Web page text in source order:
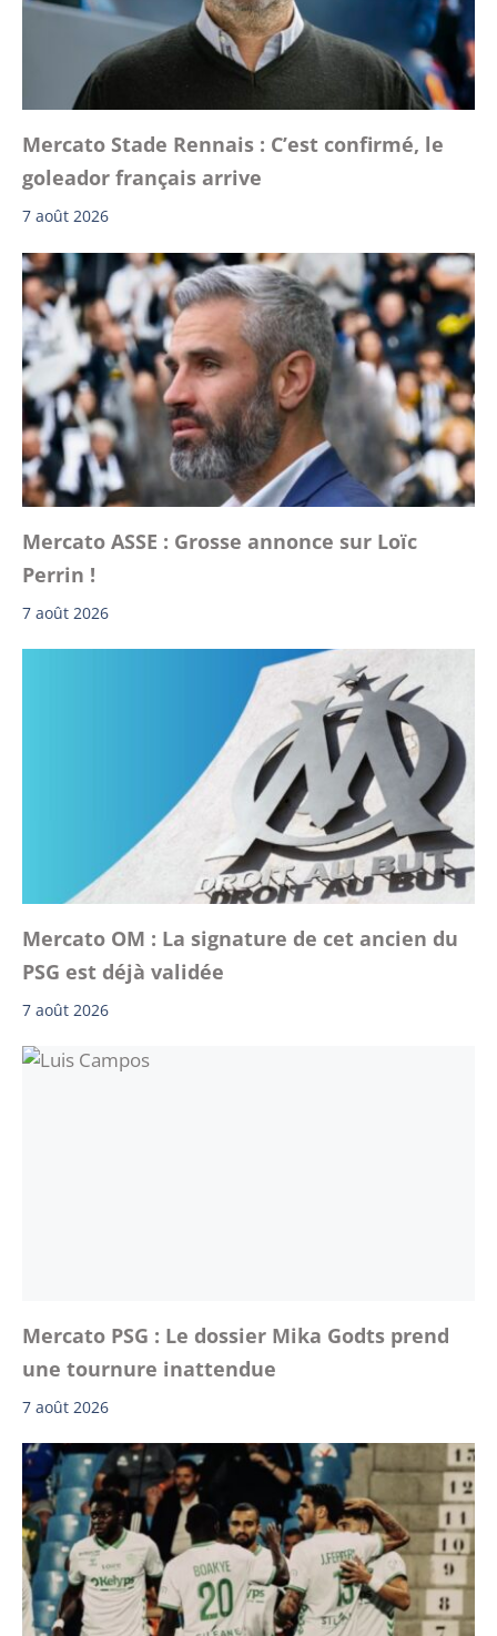
Mercato Stade Rennais : C’est confirmé, le
goleador français arrive
7 août 2026
Mercato ASSE : Grosse annonce sur Loïc
Perrin !
7 août 2026
Mercato OM : La signature de cet ancien du
PSG est déjà validée
7 août 2026
Mercato PSG : Le dossier Mika Godts prend
une tournure inattendue
7 août 2026